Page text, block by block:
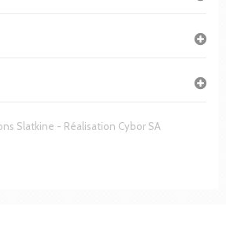
Slatkine - Réalisation Cybor SA